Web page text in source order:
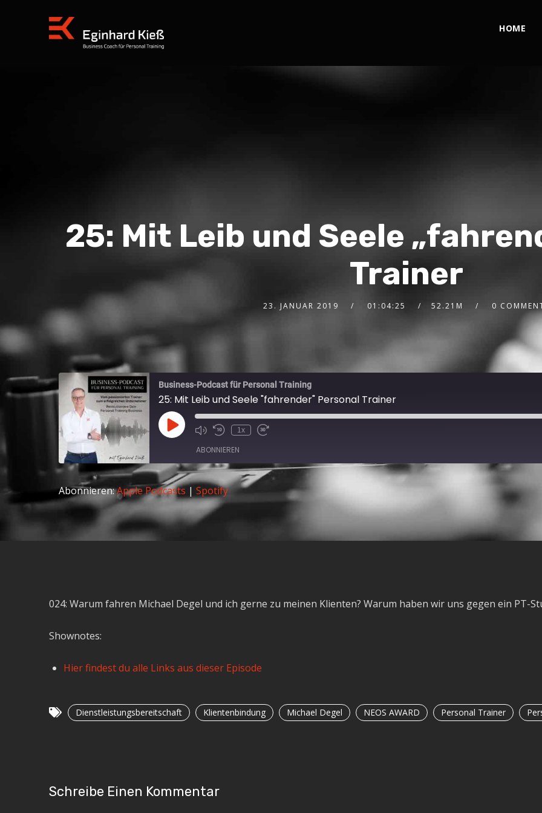
HOME
25: Mit Leib und Seele
Trainer
23. JANUAR 2019 01:04:25 52.21M 0
Business-Podcast für Personal Training
25: Mit Leib und Seele "fahrender" Personal Trainer
1x
ABONNIEREN
Apple Podcasts
Abonnieren:Apple Podcasts | Spotify
024: Warum fahren Michael Degel und ich gerne zu meinen Klienten? Warum haben wir uns gegen ein PT-
Shownotes:
Hier findest du alle Links aus dieser Episode
Dienstleistungsbereitschaft Klientenbindung Michael Degel NEOS AWARD Personal Trainer
Schreibe Einen Kommentar